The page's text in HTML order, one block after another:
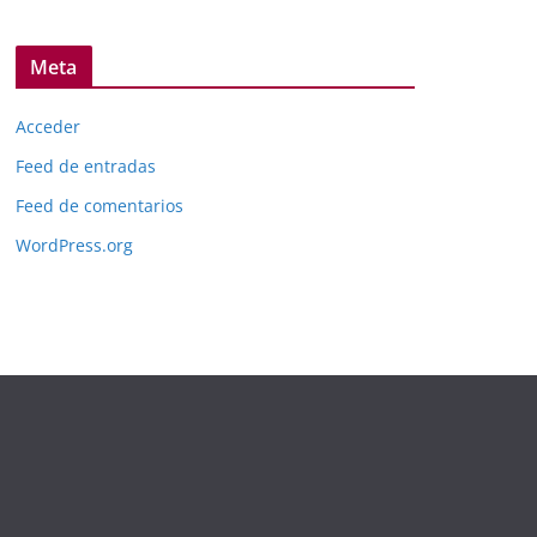
Meta
Acceder
Feed de entradas
Feed de comentarios
WordPress.org